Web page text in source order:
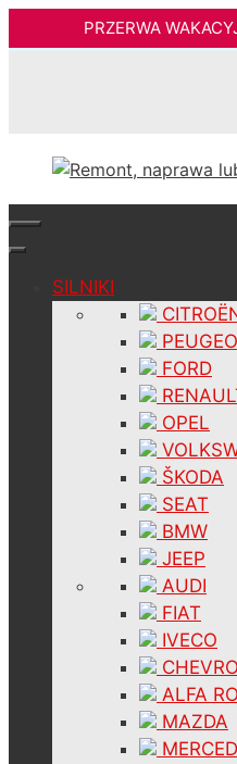
PRZERWA
SILNIKI
FORD
OPEL
ŠKODA
SEAT
BMW
JEEP
AUDI
FIAT
IVECO
ALFA
MAZDA